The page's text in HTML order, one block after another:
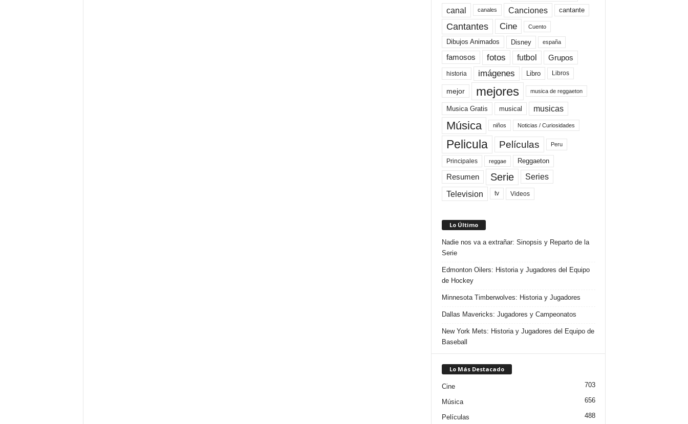
canal canales Canciones cantante
Cantantes Cine Cuento
Dibujos Animados Disney españa
famosos fotos futbol Grupos
historia imágenes Libro Libros
mejor mejores musica de reggaeton
Musica Gratis musical musicas
Música niños Noticias / Curiosidades
Pelicula Películas Peru
Principales reggae Reggaeton
Resumen Serie Series
Television tv Videos
Lo Último
Nadie nos va a extrañar: Sinopsis y Reparto de la
Serie
Edmonton Oilers: Historia y Jugadores del Equipo
de Hockey
Minnesota Timberwolves: Historia y Jugadores
Dallas Mavericks: Jugadores y Campeonatos
New York Mets: Historia y Jugadores del Equipo de
Baseball
Lo Más Destacado
Cine 703
Música 656
Películas 488